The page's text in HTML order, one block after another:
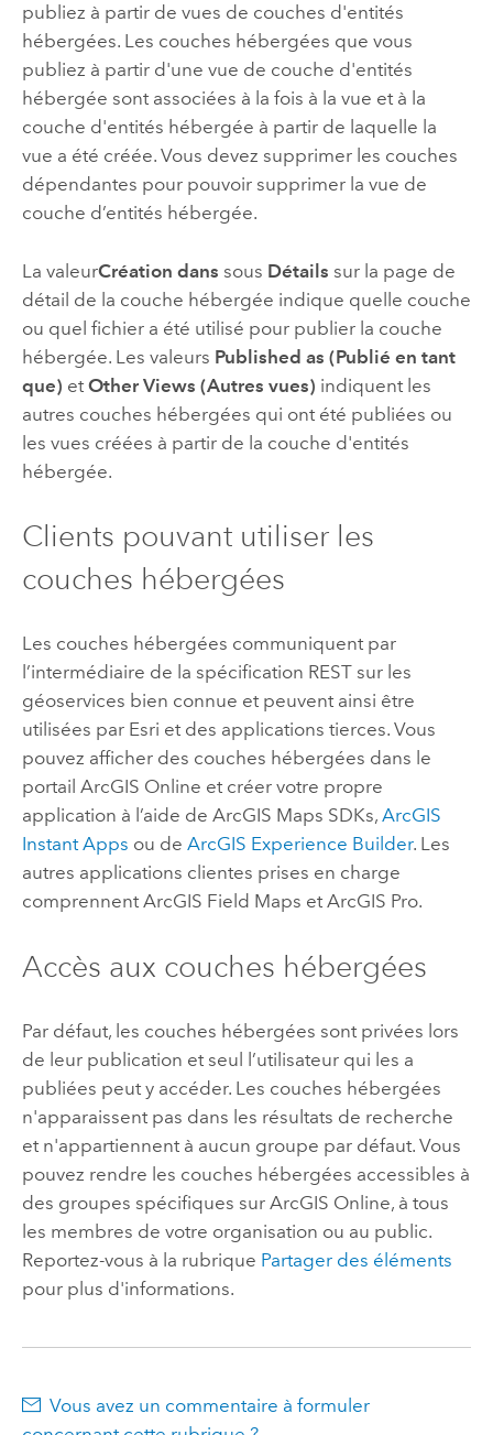
publiez à partir de vues de couches d'entités
hébergées. Les couches hébergées que vous
publiez à partir d'une vue de couche d'entités
hébergée sont associées à la fois à la vue et à la
couche d'entités hébergée à partir de laquelle la
vue a été créée. Vous devez supprimer les couches
dépendantes pour pouvoir supprimer la vue de
couche d’entités hébergée.
La valeurCréation dans sous Détails sur la page de
détail de la couche hébergée indique quelle couche
ou quel fichier a été utilisé pour publier la couche
hébergée. Les valeurs Published as (Publié en tant
que) et Other Views (Autres vues) indiquent les
autres couches hébergées qui ont été publiées ou
les vues créées à partir de la couche d'entités
hébergée.
Clients pouvant utiliser les
couches hébergées
Les couches hébergées communiquent par
l’intermédiaire de la spécification REST sur les
géoservices bien connue et peuvent ainsi être
utilisées par Esri et des applications tierces. Vous
pouvez afficher des couches hébergées dans le
portail ArcGIS Online et créer votre propre
application à l’aide de ArcGIS Maps SDKs, ArcGIS
Instant Apps ou de ArcGIS Experience Builder. Les
autres applications clientes prises en charge
comprennent ArcGIS Field Maps et ArcGIS Pro.
Accès aux couches hébergées
Par défaut, les couches hébergées sont privées lors
de leur publication et seul l’utilisateur qui les a
publiées peut y accéder. Les couches hébergées
n'apparaissent pas dans les résultats de recherche
et n'appartiennent à aucun groupe par défaut. Vous
pouvez rendre les couches hébergées accessibles à
des groupes spécifiques sur ArcGIS Online, à tous
les membres de votre organisation ou au public.
Reportez-vous à la rubrique Partager des éléments
pour plus d'informations.
Vous avez un commentaire à formuler